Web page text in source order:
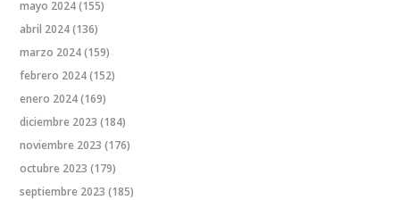
mayo 2024(155)
abril 2024(136)
marzo 2024(159)
febrero 2024(152)
enero 2024(169)
diciembre 2023 (184)
noviembre 2023 (176)
octubre 2023 (179)
septiembre 2023 (185)